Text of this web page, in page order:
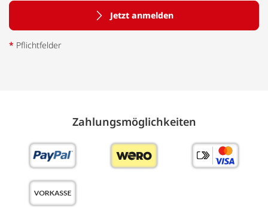
Jetzt anmelden
* Pflichtfelder
Zahlungs­möglich­keiten